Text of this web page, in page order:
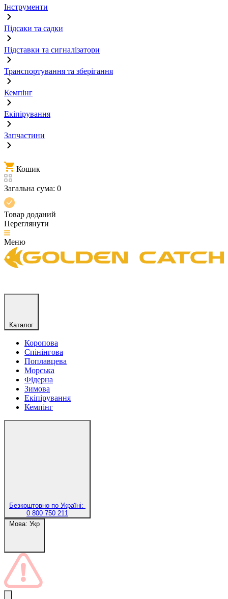
Інструменти
Підсаки та садки
Підставки та сигналізатори
Транспортування та зберігання
Кемпінг
Екіпірування
Запчастини
Кошик
Загальна сума: 0
Товар доданий
Переглянути
Меню
Каталог
Коропова
Спінінгова
Поплавцева
Морська
Фідерна
Зимова
Екіпірування
Кемпінг
Безкоштовно по Україні:
0 800 750 211
Мова: Укр